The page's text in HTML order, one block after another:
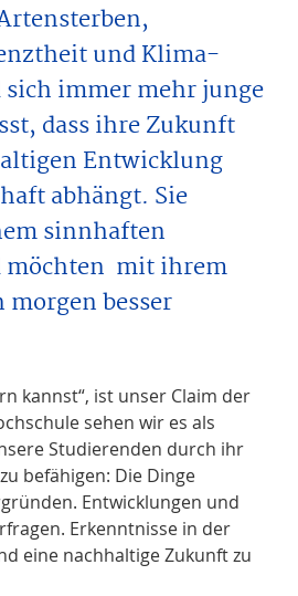
und Klima-
immer mehr junge
dass ihre Zukunft
Entwicklung
abhängt. Sie
sinnhaften
möchten mit ihrem
besser
kannst“, ist unser Claim der
sehen wir es als
Studierenden durch ihr
befähigen: Die Dinge
Entwicklungen und
Erkenntnisse in der
eine nachhaltige Zukunft zu